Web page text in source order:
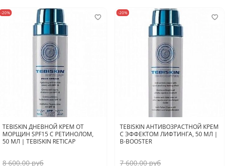
-20%
TEBISKIN ДНЕВНОЙ КРЕМ ОТ
МОРЩИН SPF15 С РЕТИНОЛОМ,
50 МЛ | TEBISKIN RETICAP
8 600.00 руб
-20%
TEBISKIN АНТИВОЗРАСТНОЙ КРЕМ
С ЭФФЕКТОМ ЛИФТИНГА, 50 МЛ |
B-BOOSTER
7 600.00 руб